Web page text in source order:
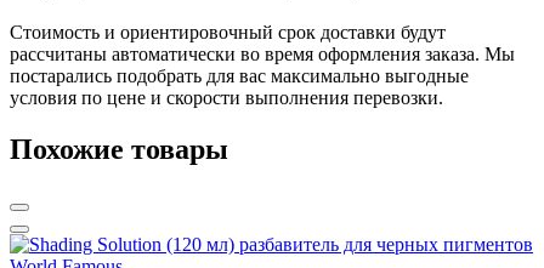
Стоимость и ориентировочный срок доставки будут
рассчитаны автоматически во время оформления заказа. Мы
постарались подобрать для вас максимально выгодные
условия по цене и скорости выполнения перевозки.
Похожие товары